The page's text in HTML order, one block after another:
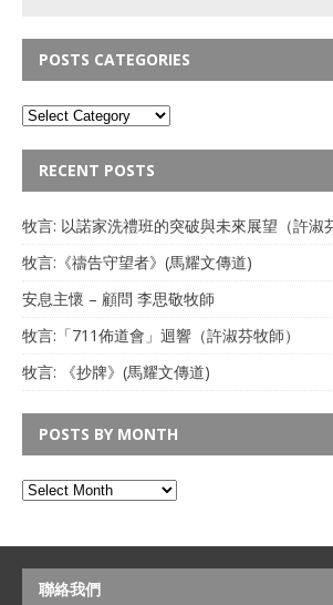
POSTS CATEGORIES
RECENT POSTS
牧言: 以諾家洗禮班的突破與未來展望（許淑
牧言:《禱告守望者》(馬耀文傳道)
安息主懷 – 顧問 李思敬牧師
牧言:「711佈道會」迴響（許淑芬牧師）
牧言: 《抄牌》(馬耀文傳道)
POSTS BY MONTH
聯絡我們